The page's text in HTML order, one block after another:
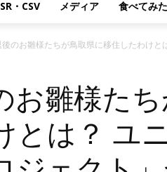
・CSV メディア 食べてみた
後のお雛様たちが鳥取県に移住したわけ
お雛様た
とは？ ユ